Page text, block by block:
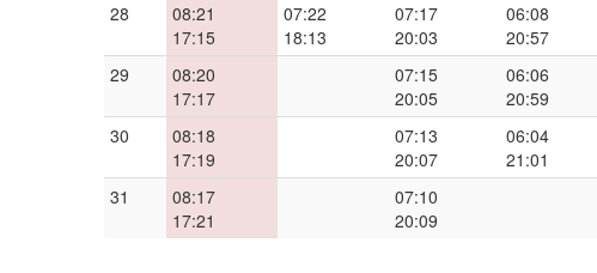
28
08:21
17:15
07:22
18:13
07:17
20:03
06:08
20:57
29
08:20
17:17
07:15
20:05
06:06
20:59
30
08:18
17:19
07:13
20:07
06:04
21:01
31
08:17
17:21
07:10
20:09